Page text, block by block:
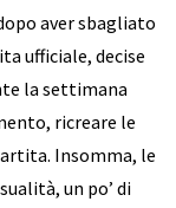
aver sbagliato
ufficiale, decise
la settimana
ricreare le
Insomma, le
un po’ di